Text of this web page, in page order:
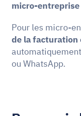
micro-entreprise
Pour les micro-
de la facturation
ou WhatsApp.